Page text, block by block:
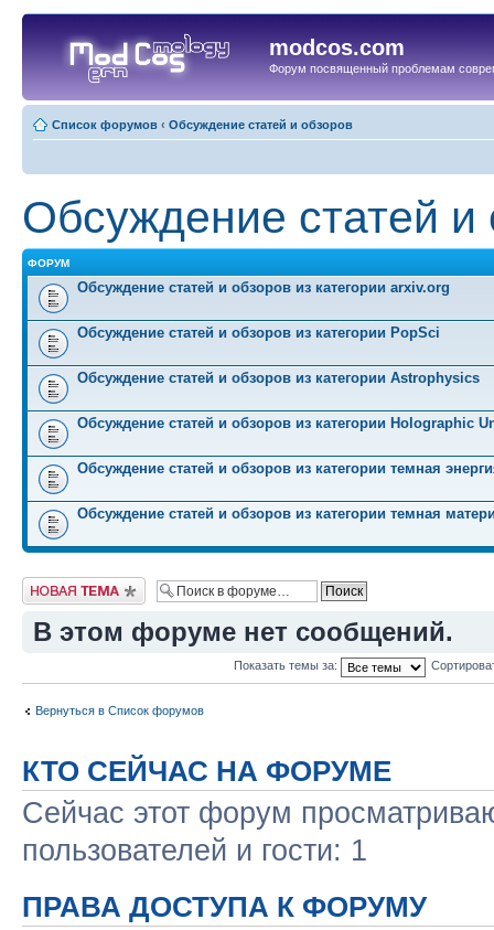
modcos.com
Форум посвященный проблемам
Список форумов ‹ Обсуждение статей и обзоров
Обсуждение статей и
ФОРУМ
Обсуждение статей и обзоров из категории arxiv.org
Обсуждение статей и обзоров из категории PopSci
Обсуждение статей и обзоров из категории Astrophysics
Обсуждение статей и обзоров из категории Holographic
Обсуждение статей и обзоров из категории темная
Обсуждение статей и обзоров из категории темная
Начать новую тему
В этом форуме нет сообщений.
Показать темы за:
Вернуться в Список форумов
КТО СЕЙЧАС НА ФОРУМЕ
Сейчас этот форум
пользователей и гости: 1
ПРАВА ДОСТУПА К ФОРУМУ